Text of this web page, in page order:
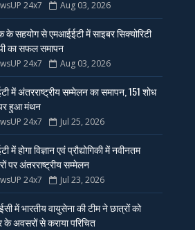
24x7 Aug 03, 2026
के सहयोग से एमआईईटी में साइबर सिक्योरिटी
का सफल समापन
24x7 Aug 03, 2026
में अंतरराष्ट्रीय सम्मेलन का समापन, 151 शोध
हुआ मंथन
24x7 Jul 25, 2026
में होगा विज्ञान एवं प्रौद्योगिकी में नवीनतम
पर अंतरराष्ट्रीय सम्मेलन
24x7 Jul 23, 2026
में भारतीय वायुसेना की टीम ने छात्रों को
के अवसरों से कराया परिचित